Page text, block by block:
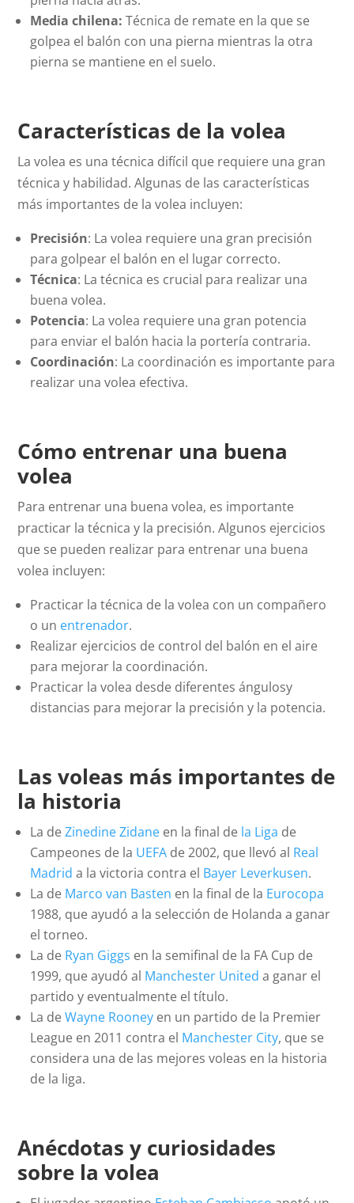
Media chilena: Técnica de remate en la que se
golpea el balón con una pierna mientras la otra
pierna se mantiene en el suelo.
Características de la volea
La volea es una técnica difícil que requiere una gran
técnica y habilidad. Algunas de las características
más importantes de la volea incluyen:
Precisión: La volea requiere una gran precisión
para golpear el balón en el lugar correcto.
Técnica: La técnica es crucial para realizar una
buena volea.
Potencia: La volea requiere una gran potencia
para enviar el balón hacia la portería contraria.
Coordinación: La coordinación es importante para
realizar una volea efectiva.
Cómo entrenar una buena
volea
Para entrenar una buena volea, es importante
practicar la técnica y la precisión. Algunos ejercicios
que se pueden realizar para entrenar una buena
volea incluyen:
Practicar la técnica de la volea con un compañero
o un entrenador.
Realizar ejercicios de control del balón en el aire
para mejorar la coordinación.
Practicar la volea desde diferentes ángulosy
distancias para mejorar la precisión y la potencia.
Las voleas más importantes de
la historia
La deZinedine Zidane en la final de la Liga de
Campeones de la UEFA de 2002, que llevó al Real
Madrid a la victoria contra el Bayer Leverkusen.
La de Marco van Basten en la final de la Eurocopa
1988, que ayudó a la selección de Holanda a ganar
el torneo.
La de Ryan Giggs en la semifinal de la FA Cup de
1999, que ayudó al Manchester United a ganar el
partido y eventualmente el título.
La deWayne Rooney en un partido de la Premier
League en 2011 contra el Manchester City, que se
considera una de las mejores voleas en la historia
de la liga.
Anécdotas y curiosidades
sobre la volea